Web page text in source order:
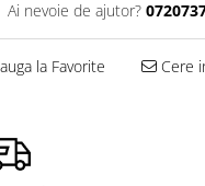
Ai nevoie de ajutor?
la Favorite Cere